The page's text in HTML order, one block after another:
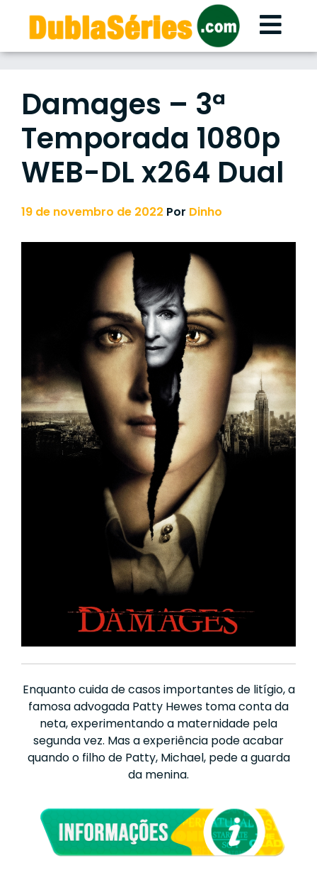
content
Damages – 3ª
Temporada 1080p
WEB-DL x264 Dual
19 de novembro de 2022 Por Dinho
Enquanto cuida de casos importantes de litígio, a
famosa advogada Patty Hewes toma conta da
neta, experimentando a maternidade pela
segunda vez. Mas a experiência pode acabar
quando o filho de Patty, Michael, pede a guarda
da menina.